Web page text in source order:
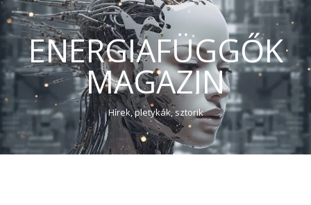
ENERGIAFÜGGŐK
MAGAZIN
Hírek, pletykák, sztorik